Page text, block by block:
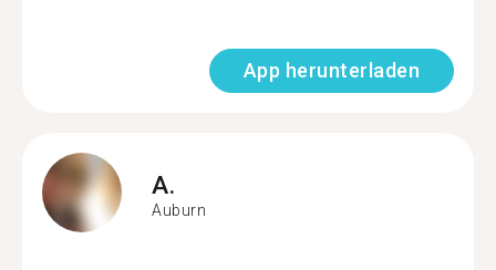
App herunterladen
A.
Auburn